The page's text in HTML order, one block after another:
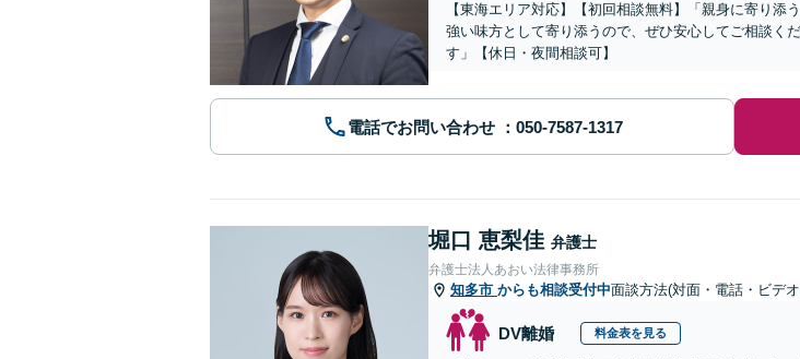
【東海エリア対応】【初回相談無料】「親身に寄り
強い味方として寄り添うので、ぜひ安心してご相談く
す」【休日・夜間相談可】
電話でお問い合わせ
堀口 恵梨佳 弁護士
弁護士法人あおい法律事務所
知多市 からも相談受付中面談方法(対面・電話・ビデ
DV離婚 料金表を見る